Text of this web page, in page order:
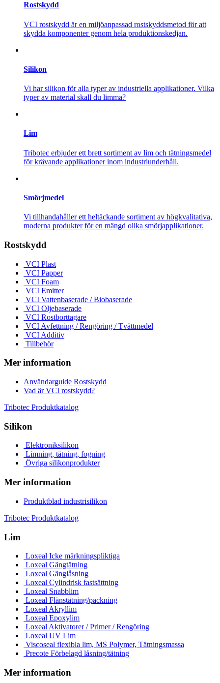
Rostskydd
VCI rostskydd är en miljöanpassad rostskyddsmetod för att
skydda komponenter genom hela produktionskedjan.
Silikon
Vi har silikon för alla typer av industriella applikationer. Vilka
typer av material skall du limma?
Lim
Tribotec erbjuder ett brett sortiment av lim och tätningsmedel
för krävande applikationer inom industriunderhåll.
Smörjmedel
Vi tillhandahåller ett heltäckande sortiment av högkvalitativa,
moderna produkter för en mängd olika smörjapplikationer.
Rostskydd
VCI Plast
VCI Papper
VCI Foam
VCI Emitter
VCI Vattenbaserade / Biobaserade
VCI Oljebaserade
VCI Rostborttagare
VCI Avfettning / Rengöring / Tvättmedel
VCI Additiv
Tillbehör
Mer information
Användarguide Rostskydd
Vad är VCI rostskydd?
Tribotec Produktkatalog
Silikon
Elektroniksilikon
Limning, tätning, fogning
Övriga silikonprodukter
Mer information
Produktblad industrisilikon
Tribotec Produktkatalog
Lim
Loxeal Icke märkningspliktiga
Loxeal Gängtätning
Loxeal Gänglåsning
Loxeal Cylindrisk fastsättning
Loxeal Snabblim
Loxeal Flänstätning/packning
Loxeal Akryllim
Loxeal Epoxylim
Loxeal Aktivatorer / Primer / Rengöring
Loxeal UV Lim
Viscoseal flexibla lim, MS Polymer, Tätningsmassa
Precote Förbelagd låsning/tätning
Mer information